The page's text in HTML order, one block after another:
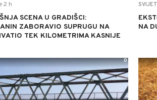
2 h
SCENA U GRADIŠCI:
ZABORAVIO SUPRUGU NA
TEK KILOMETRIMA KASNIJE
SVIJET
NA
0